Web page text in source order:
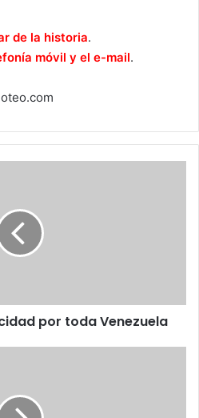
de la historia.
móvil y el e-mail.
por toda Venezuela